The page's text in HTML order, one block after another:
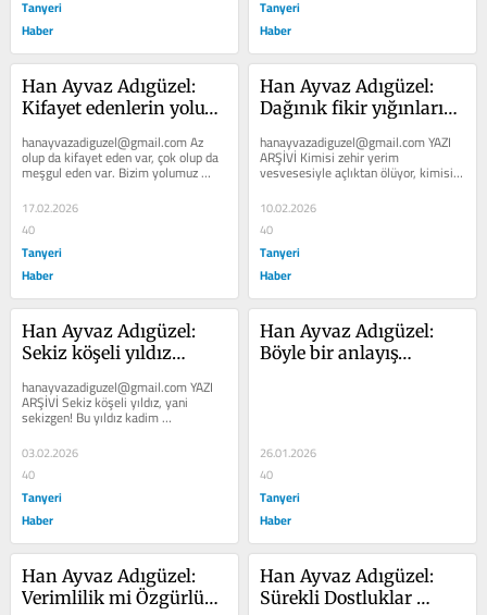
Tanyeri
Haber
Tanyeri
Haber
Han Ayvaz Adıgüzel:
Kifayet edenlerin yolu…
hanayvazadiguzel@gmail.com Az
olup da kifayet eden var, çok olup da
meşgul eden var. Bizim yolumuz
kifayet edenlerin yoludur.  Sen
meşgul...
17.02.2026
40
Tanyeri
Haber
Han Ayvaz Adıgüzel:
Dağınık fikir yığınları…
hanayvazadiguzel@gmail.com YAZI
ARŞİVİ Kimisi zehir yerim
vesvesesiyle açlıktan ölüyor, kimisi
de güçleneyim diye her şeyi yiyor
ve...
10.02.2026
40
Tanyeri
Haber
Han Ayvaz Adıgüzel:
Sekiz köşeli yıldız…
hanayvazadiguzel@gmail.com YAZI
ARŞİVİ Sekiz köşeli yıldız, yani
sekizgen! Bu yıldız kadim
zamanlardan beri bilinen bir
şifreydi....
03.02.2026
40
Tanyeri
Haber
Han Ayvaz Adıgüzel:
Böyle bir anlayış…
26.01.2026
40
Tanyeri
Haber
Han Ayvaz Adıgüzel:
Verimlilik mi Özgürlük
Han Ayvaz Adıgüzel:
Sürekli Dostluklar